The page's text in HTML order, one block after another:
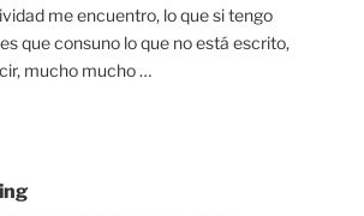
me encuentro, lo que si tengo
que consuno lo que no está escrito,
mucho mucho …